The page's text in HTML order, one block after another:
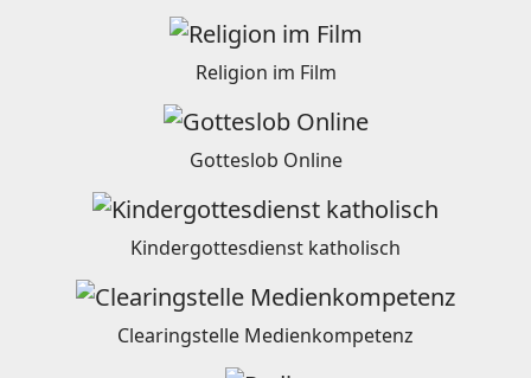
Religion im Film
Gotteslob Online
Kindergottesdienst katholisch
Clearingstelle Medienkompetenz